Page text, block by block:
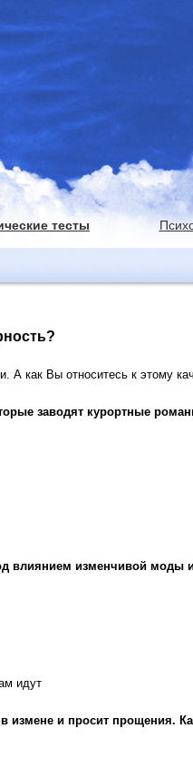
тесты
А как Вы относитесь к этому
заводят курортные
влиянием изменчивой моды
идут
измене и просит прощения.